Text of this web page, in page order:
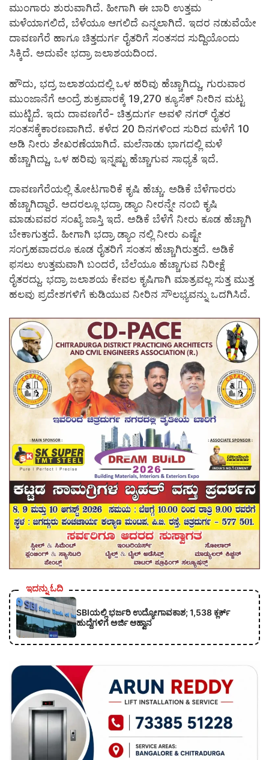
ಮುಂಗಾರು ಶುರುವಾಗಿದೆ. ಹೀಗಾಗಿ ಈ ಬಾರಿ ಉತ್ತಮ
ಮಳೆಯಾಗಲಿದೆ, ಬೆಳೆಯೂ ಆಗಲಿದೆ ಎನ್ನಲಾಗಿದೆ. ಇದರ ನಡುವೆಯೇ
ದಾವಣಗೆರೆ ಹಾಗೂ ಚಿತ್ತದುರ್ಗ ರೈತರಿಗೆ ಸಂತಸದ ಸುದ್ದಿಯೊಂದು
ಸಿಕ್ಕಿದೆ. ಅದುವೇ ಭದ್ರಾ ಜಲಾಶಯದಿಂದ.
ಹೌದು, ಭದ್ರ ಜಲಾಶಯದಲ್ಲಿ ಒಳ ಹರಿವು ಹೆಚ್ಚಾಗಿದ್ದು, ಗುರುವಾರ
ಮುಂಜಾನೆಗೆ ಅಂದ್ರೆ ಶುಕ್ರವಾರಕ್ಕೆ 19,270 ಕ್ಯೂಸೆಕ್ ನೀರಿನ ಮಟ್ಟ
ಮುಟ್ಟಿದೆ. ಇದು ದಾವಣಗೆರೆ- ಚಿತ್ರದುರ್ಗ ಅವಳಿ ನಗರ್ ರೈತರ
ಸಂತಸಕ್ಕೆ‌ಕಾರಣವಾಗಿದೆ. ಕಳೆದ 20 ದಿನಗಳಿಂದ ಸುರಿದ ಮಳೆಗೆ 10
ಅಡಿ ನೀರು ಶೇಖರಣೆಯಾಗಿದೆ. ಮಲೆನಾಡು ಭಾಗದಲ್ಲಿ ಮಳೆ
ಹೆಚ್ಚಾಗಿದ್ದು, ಒಳ ಹರಿವು ಇನ್ನಷ್ಟು ಹೆಚ್ಚಾಗುವ ಸಾಧ್ಯತೆ ಇದೆ.
ದಾವಣಗೆರೆಯಲ್ಲಿ ತೋಟಗಾರಿಕೆ ಕೃಷಿ ಹೆಚ್ಚು. ಅಡಿಕೆ ಬೆಳೆಗಾರರು
ಹೆಚ್ಚಾಗಿದ್ದಾರೆ. ಅದರಲ್ಲೂ ಭದ್ರಾ ಡ್ಯಾಂ ನೀರನ್ನೇ ನಂಬಿ ಕೃಷಿ
ಮಾಡುವವರ ಸಂಖ್ಯೆ ಜಾಸ್ತಿ ಇದೆ. ಅಡಿಕೆ ಬೆಳೆಗೆ ನೀರು ಕೂಡ ಹೆಚ್ಚಾಗಿ
ಬೇಕಾಗುತ್ತದೆ. ಹೀಗಾಗಿ ಭದ್ರಾ ಡ್ಯಾಂ ನಲ್ಲಿ ನೀರು ಎಷ್ಟೇ
ಸಂಗ್ರಹವಾದರೂ ಕೂಡ ರೈತರಿಗೆ ಸಂತಸ ಹೆಚ್ಚಾಗಿರುತ್ತದೆ. ಅಡಿಕೆ
ಫಸಲು ಉತ್ತಮವಾಗಿ ಬಂದರೆ, ಬೆಲೆಯೂ ಹೆಚ್ಚಾಗುವ ನಿರೀಕ್ಷೆ
ರೈತರದ್ದು. ಭದ್ರಾ ಜಲಾಶಯ ಕೇವಲ ಕೃಷಿಗಾಗಿ ಮಾತ್ರವಲ್ಲ ಸುತ್ತ ಮುತ್ತ
ಹಲವು ಪ್ರದೇಶಗಳಿಗೆ ಕುಡಿಯುವ ನೀರಿನ ಸೌಲಭ್ಯವನ್ನು ಒದಗಿಸಿದೆ.
ಇದನ್ನು ಓದಿ
SBIಯಲ್ಲಿ ಭರ್ಜರಿ ಉದ್ಯೋಗಾವಕಾಶ; 1,538 ಕ್ಲರ್ಕ್
ಹುದ್ದೆಗಳಿಗೆ ಅರ್ಜಿ ಆಹ್ವಾನ